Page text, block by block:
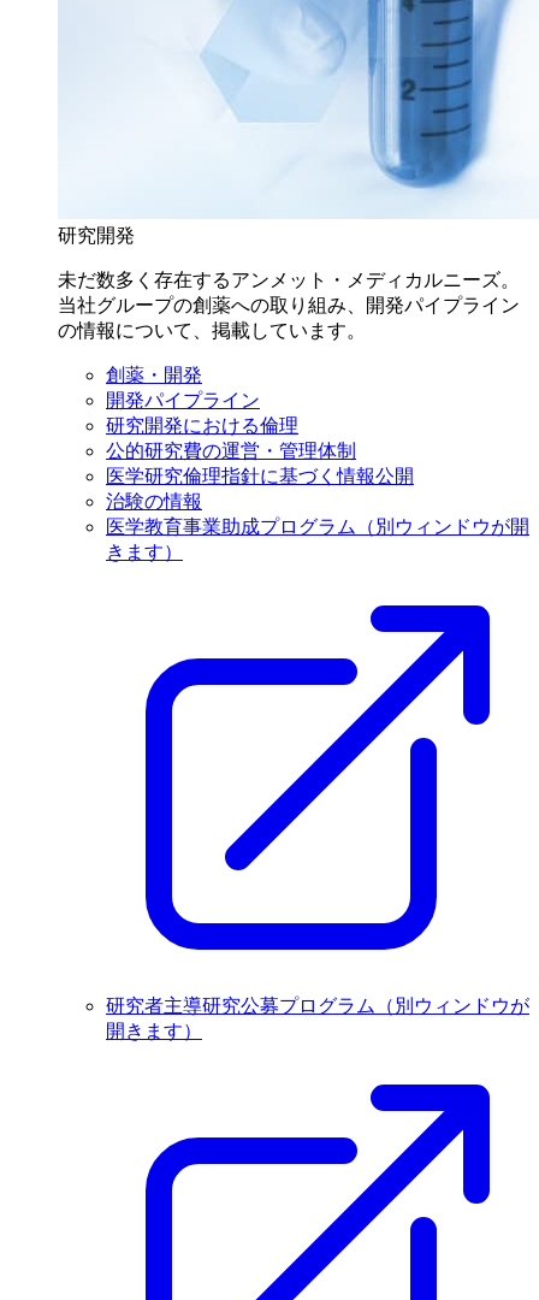
研究開発
未だ数多く存在するアンメット・メディカルニーズ。
当社グループの創薬への取り組み、開発パイプライン
の情報について、掲載しています。
創薬・開発
開発パイプライン
研究開発における倫理
公的研究費の運営・管理体制
医学研究倫理指針に基づく情報公開
治験の情報
医学教育事業助成プログラム
（別ウィンドウが開
きます）
研究者主導研究公募プログラム
（別ウィンドウが
開きます）